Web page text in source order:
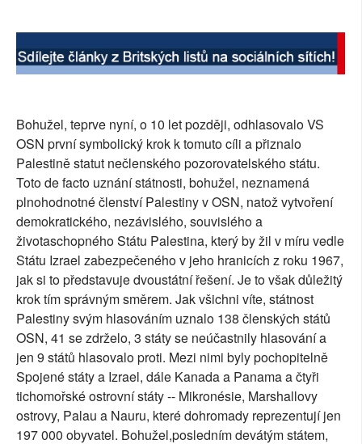
Bohužel, teprve nyní, o 10 let později, odhlasovalo VS
OSN první symbolický krok k tomuto cíli a přiznalo
Palestině statut nečlenského pozorovatelského státu.
Toto de facto uznání státnosti, bohužel, neznamená
plnohodnotné členství Palestiny v OSN, natož vytvoření
demokratického, nezávislého, souvislého a
životaschopného Státu Palestina, který by žil v míru vedle
Státu Izrael zabezpečeného v jeho hranicích z roku 1967,
jak si to představuje dvoustátní řešení. Je to však důležitý
krok tím správným směrem. Jak všichni víte, státnost
Palestiny svým hlasováním uznalo 138 členských států
OSN, 41 se zdrželo, 3 státy se neúčastnily hlasování a
jen 9 států hlasovalo proti. Mezi nimi byly pochopitelně
Spojené státy a Izrael, dále Kanada a Panama a čtyři
tichomořské ostrovní státy -- Mikronésie, Marshallovy
ostrovy, Palau a Nauru, které dohromady reprezentují jen
197 000 obyvatel. Bohužel,posledním devátým státem,